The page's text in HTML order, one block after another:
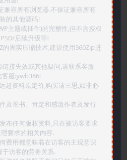
兼容所有浏览器.不保证兼容所有
的其他源码!
主题或插件)的完整性,但不含授权
后续升级等!
的固实压缩技术,建议使用360Zip进
接失效或其他疑问,请联系客服
客服:ywb386!
超资料原定价,购买请三思,如非必
及图书。肯定和感激作者及发行
布任何版权资料,只在被访客要求
要求的相关内容.
费用都意味着在访客的主观意识
访客的劳务关系.